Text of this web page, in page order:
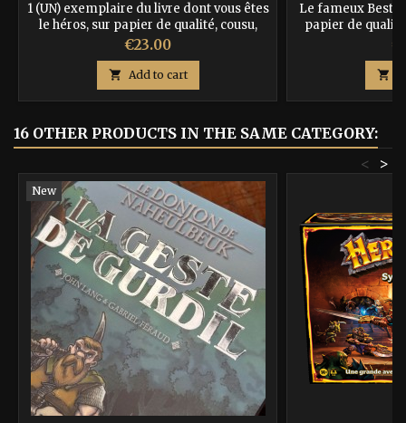
1 (UN) exemplaire du livre dont vous êtes
le héros, sur papier de qualité, cousu,
avec couverture au lettrage doré. Vous
recevrez en + 3 marques pages qui vous
sauveront la vie, la "pièce d'or", et un set
de 3 dés spéciaux… ISBN :
9791092700114
Price
€23.00
 Add to cart
Le fameux
papier de
luxe. ISBN

16 OTHER PRODUCTS IN THE SAME CATEGORY:
>
<
New